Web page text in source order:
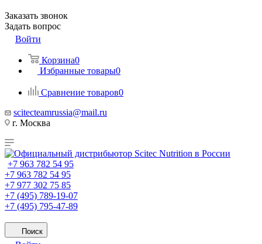
Заказать звонок
Задать вопрос
Войти
Корзина0
Избранные товары0
Сравнение товаров0
scitecteamrussia@mail.ru
г. Москва
+7 963 782 54 95
+7 963 782 54 95
+7 977 302 75 85
+7 (495) 789-19-07
+7 (495) 795-47-89
Поиск